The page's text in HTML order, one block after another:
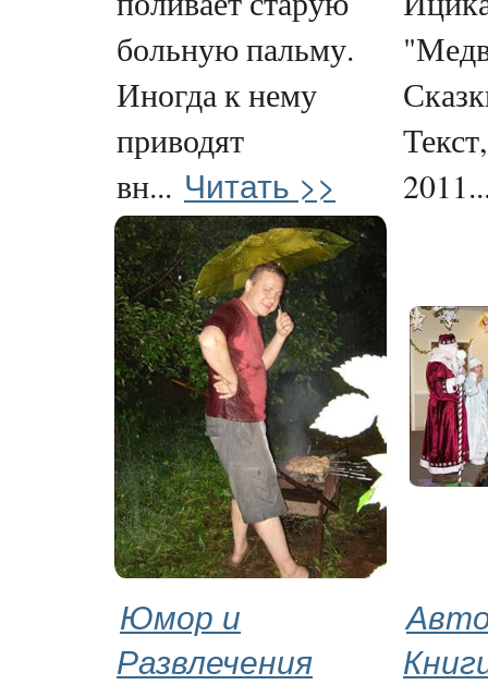
больную пальму.
Иногда к нему
приводят
вн... Читать >>
Юмор и
Развлечения